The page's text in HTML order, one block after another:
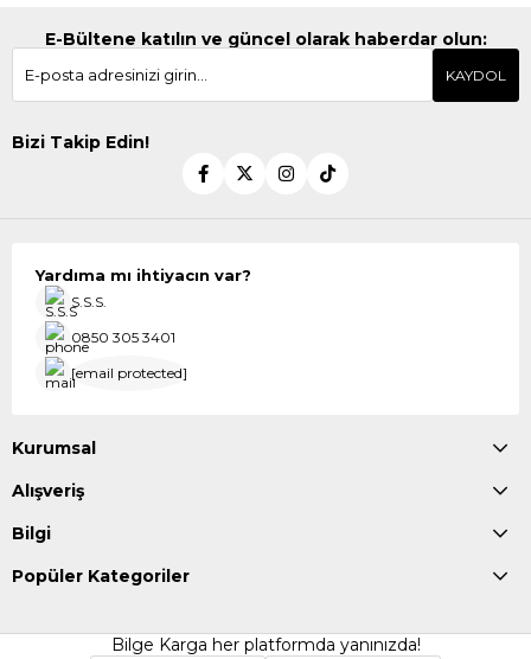
E-Bültene katılın ve güncel olarak haberdar olun:
KAYDOL
Bizi Takip Edin!
Yardıma mı ihtiyacın var?
S.S.S.
0850 305 3401
[email protected]
Kurumsal
Alışveriş
Bilgi
Popüler Kategoriler
Bilge Karga her platformda yanınızda!